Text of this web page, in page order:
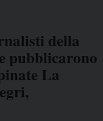
della
pubblicarono
La